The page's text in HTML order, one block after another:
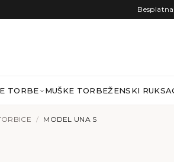
TORBE MUŠKE TORBEŽENSKI
/ MODEL UNA S